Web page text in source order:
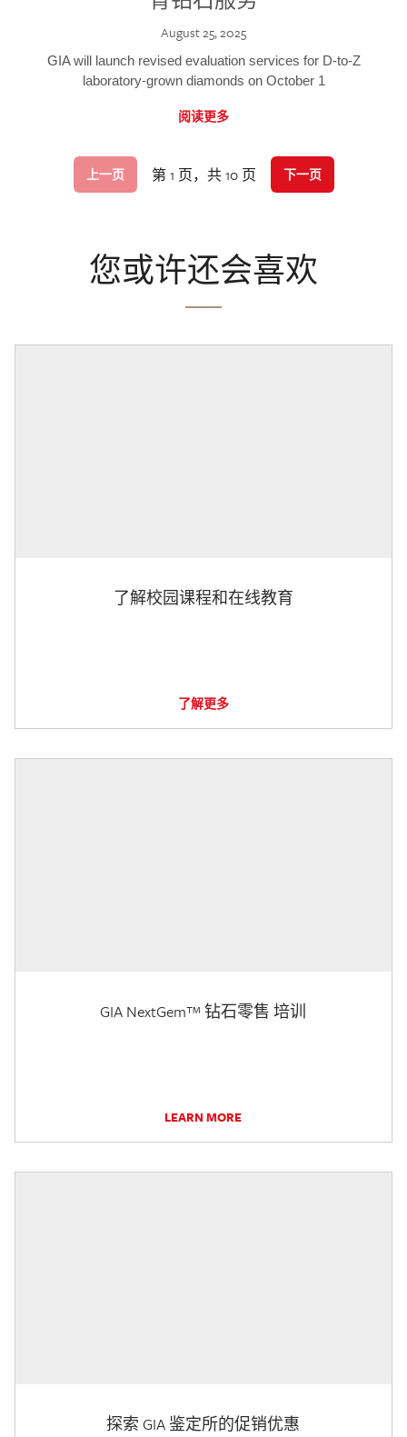
August 25, 2025
GIA will launch revised evaluation services for D-to-Z
laboratory-grown diamonds on October 1
阅读更多
上一页 第 1 页，共 10 页 下一页
您或许还会喜欢
了解校园课程和在线教育
了解更多
GIA NextGem™ 钻石零售 培训
LEARN MORE
探索 GIA 鉴定所的促销优惠